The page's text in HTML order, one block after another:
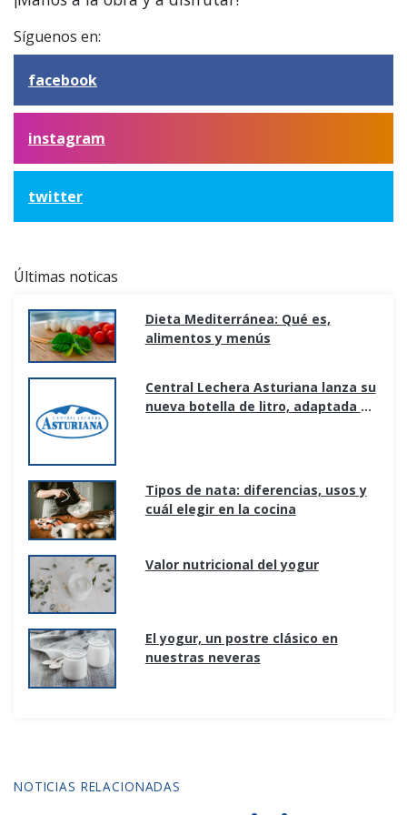
Síguenos en:
facebook
instagram
twitter
Últimas noticas
Dieta Mediterránea: Qué es,
alimentos y menús
Central Lechera Asturiana lanza su
nueva botella de litro, adaptada a
Tipos de nata: diferencias, usos y
cuál elegir en la cocina
Valor nutricional del yogur
El yogur, un postre clásico en
nuestras neveras
NOTICIAS RELACIONADAS